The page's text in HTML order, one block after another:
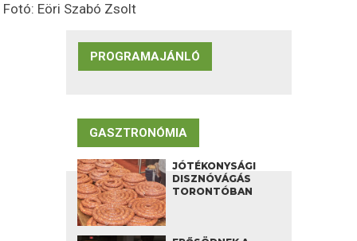
Fotó: Eöri Szabó Zsolt
PROGRAMAJÁNLÓ
GASZTRONÓMIA
JÓTÉKONYSÁGI
DISZNÓVÁGÁS
TORONTÓBAN